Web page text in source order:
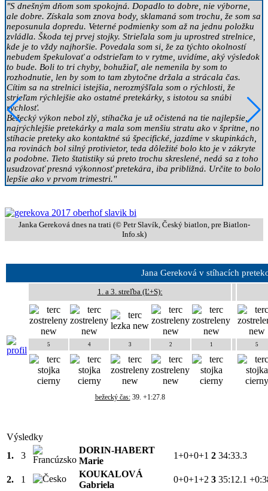
"S dnešným dňom som spokojná. Dopadlo to dobre, nie výborne,
ale dobre. Získala som znova body, sklamaná som trochu, že som sa
neposunula dopredu. Veterné podmienky som až na jednu položku
zvládla. Škoda tej prvej stojky. Strieľala som ju uprostred strelnice,
kde je to vždy najhoršie. Povedala som si, že za týchto okolností
nebudem špekulovať a odstrieľam to v rytme, uvidíme, aký výsledok
to bude. Boli to tri chyby, bohužiaľ, ale nemenila by som to
rozhodnutie, len by som to tam zbytočne držala a strácala čas.
Cítim sa na strelnici istejšia, nerozmýšľala som o rýchlosti, že
strieľam rýchlejšie ako ostatné pretekárky, s istotou sa snúbi
rýchlosť.
Bežecký výkon nebol zlý, stíhačka je už očistená na tie najlepšie,
najrýchlejšie pretekárky a mala som menšiu stratu ako v špritne, no
stíhacie preteky ako kontaktné sú špecifické, jazdíme v skupinkách,
na rovinách bol silný protivietor, teda dôležité bolo kto je v zákryte
a podobne. Tieto štatistiky sú preto trochu skreslené, nedá sa z toho
usudzovať presná výkonnosť pretekára, iba približná. Určite to bolo
lepšie ako v prvom trimestri."
Janka Gereková dnes na trati (© Petr Slavík, Český biatlon , pre Biatlon-
Info.sk)
Jana Gereková v stíhacích
1. a 3. streľba (Ľ+S):
5 4 3 2 1 5
bežecký čas:39. +1:27.8
Výsledky
1.
3
DORIN-HABERT
Marie
1+0+0+1 2 34:33.3
2. 1
KOUKALOVÁ
Gabriela
0+0+1+2 3 35:12.1